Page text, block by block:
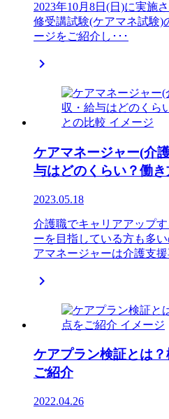
2023年10月8日(日)に実施
修受講試験(ケアマネ試験)
ージをご紹介し･･･

ケアマネージャー(介
与はどのくらい？働き
2023.05.18
介護職でキャリアアップ
ーを目指している方も多
アマネージャーは介護支援

ケアプラン検証とは
ご紹介
2022.04.26